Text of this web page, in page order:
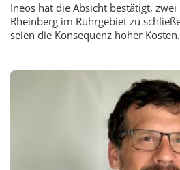
Ineos hat die Absicht bestätigt,
Rheinberg im Ruhrgebiet zu
seien die Konsequenz hoher Kosten.